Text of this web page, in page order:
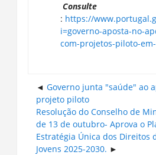
Consulte
: https://
i=governo-aposta-no-
com-projetos-piloto-
Governo junta "saúde" ao
projeto piloto
Resolução do Conselho de
de 13 de outubro- Aprova o
Estratégia Única dos Direitos
Jovens 2025-2030.